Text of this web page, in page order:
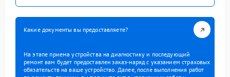
Какие документы вы предоставляете?
На этапе приема устройства на диагностику и последующий
ремонт вам будет предоставлен заказ-наряд с указанием страховых
обязательств на ваше устройство. Далее, после выполнения работ